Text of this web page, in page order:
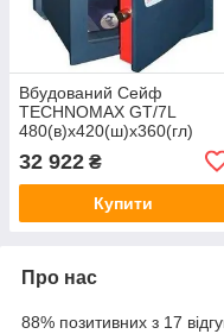
Вбудований Сейф
TECHNOMAX GT/7L
480(в)х420(ш)х360(гл)
32 922 ₴
Купити
Про нас
88% позитивних з 17